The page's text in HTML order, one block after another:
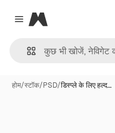
Close menu
Magnific
होम/स्टॉक/PSD/डिस्प्ले के लिए हल्द…